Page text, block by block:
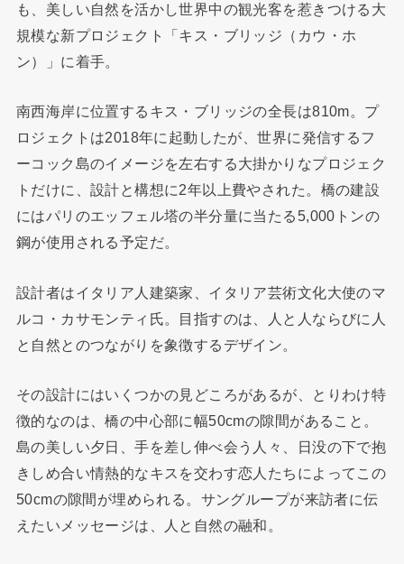
も、美しい自然を活かし世界中の観光客を惹きつける大
規模な新プロジェクト「キス・ブリッジ（カウ・ホ
ン）」に着手。
南西海岸に位置するキス・ブリッジの全長は810m。プ
ロジェクトは2018年に起動したが、世界に発信するフ
ーコック島のイメージを左右する大掛かりなプロジェク
トだけに、設計と構想に2年以上費やされた。橋の建設
にはパリのエッフェル塔の半分量に当たる5,000トンの
鋼が使用される予定だ。
設計者はイタリア人建築家、イタリア芸術文化大使のマ
ルコ・カサモンティ氏。目指すのは、人と人ならびに人
と自然とのつながりを象徴するデザイン。
その設計にはいくつかの見どころがあるが、とりわけ特
徴的なのは、橋の中心部に幅50cmの隙間があること。
島の美しい夕日、手を差し伸べ会う人々、日没の下で抱
きしめ合い情熱的なキスを交わす恋人たちによってこの
50cmの隙間が埋められる。サングループが来訪者に伝
えたいメッセージは、人と自然の融和。